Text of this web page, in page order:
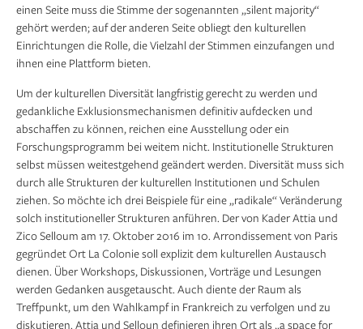
einen Seite muss die Stimme der sogenannten „silent majority“
gehört werden; auf der anderen Seite obliegt den kulturellen
Einrichtungen die Rolle, die Vielzahl der Stimmen einzufangen und
ihnen eine Plattform bieten.
Um der kulturellen Diversität langfristig gerecht zu werden und
gedankliche Exklusionsmechanismen definitiv aufdecken und
abschaffen zu können, reichen eine Ausstellung oder ein
Forschungsprogramm bei weitem nicht. Institutionelle Strukturen
selbst müssen weitestgehend geändert werden. Diversität muss sich
durch alle Strukturen der kulturellen Institutionen und Schulen
ziehen. So möchte ich drei Beispiele für eine „radikale“ Veränderung
solch institutioneller Strukturen anführen. Der von Kader Attia und
Zico Selloum am 17. Oktober 2016 im 10. Arrondissement von Paris
gegründet Ort La Colonie soll explizit dem kulturellen Austausch
dienen. Über Workshops, Diskussionen, Vorträge und Lesungen
werden Gedanken ausgetauscht. Auch diente der Raum als
Treffpunkt, um den Wahlkampf in Frankreich zu verfolgen und zu
diskutieren. Attia und Selloun definieren ihren Ort als „a space for